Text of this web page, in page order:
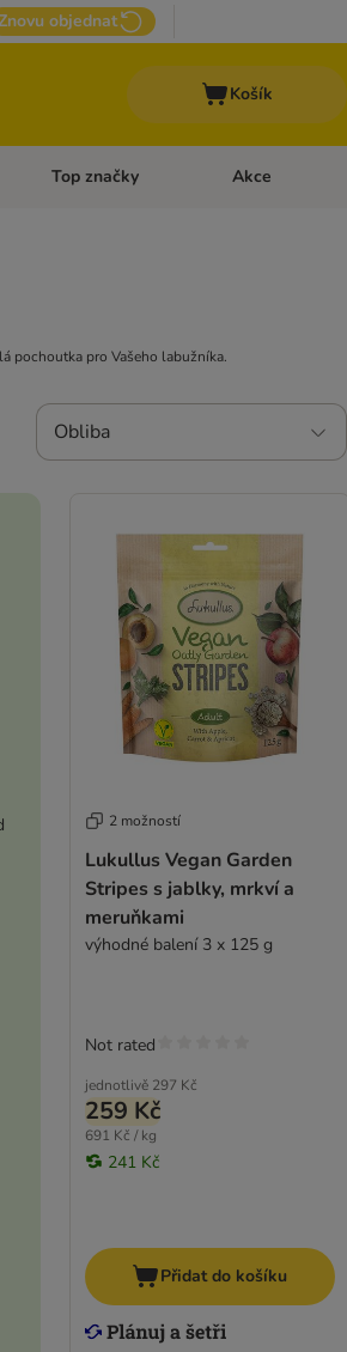
objednat
Košík
Otevřít menu: Ostatní zvířata
Top značky Otevřít menu:
Akce
pochoutka pro Vašeho labužníka.
Obliba
2 možností
Lukullus Vegan Garden
Stripes s jablky, mrkví a
meruňkami
výhodné balení 3 x 125 g
jednotlivě 297 Kč
259 Kč
691 Kč / kg
241 Kč
Not rated
Přidat do košíku